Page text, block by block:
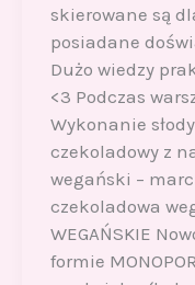
skierowane są
posiadane
Dużo wiedzy
<3 Podczas
Wykonanie
czekoladowy z
wegański –
czekoladowa
WEGAŃSKIE
formie